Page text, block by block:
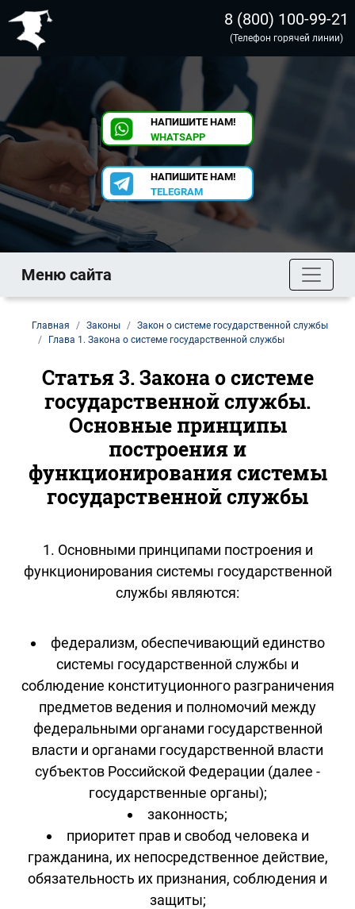
8 (800) 100-99-21
(Телефон горячей линии)
НАПИШИТЕ НАМ!
WHATSAPP
НАПИШИТЕ НАМ!
TELEGRAM
Меню сайта
Главная Законы
Закон о системе государственной службы
Глава 1. Закона о системе государственной службы
Статья 3. Закона о системе
государственной службы.
Основные принципы
построения и
функционирования системы
государственной службы
1. Основными принципами построения и
функционирования системы государственной
службы являются:
федерализм, обеспечивающий единство
системы государственной службы и
соблюдение конституционного разграничения
предметов ведения и полномочий между
федеральными органами государственной
власти и органами государственной власти
субъектов Российской Федерации (далее -
государственные органы);
законность;
приоритет прав и свобод человека и
гражданина, их непосредственное действие,
обязательность их признания, соблюдения и
защиты;